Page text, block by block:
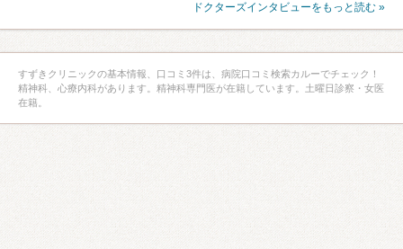
ドクターズインタビューをもっと読む »
すずきクリニックの基本情報、口コミ3件は、病院口コミ検索カルーでチェック！
精神科、心療内科があります。精神科専門医が在籍しています。土曜日診察・女医
在籍。